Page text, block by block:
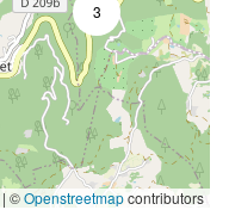
3
| ©Openstreetmapcontributors